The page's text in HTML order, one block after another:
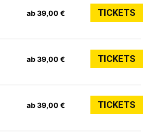
ab 39,00 € TICKETS
ab 39,00 € TICKETS
ab 39,00 € TICKETS